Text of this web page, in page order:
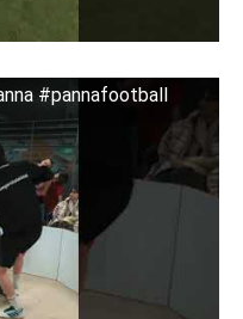
#pannafootball